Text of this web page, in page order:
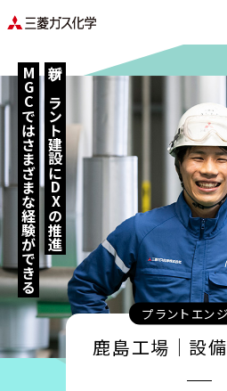
新プラント建設に
DX
の推進
MGC
ではさまざまな経験ができる
プラントエン
鹿島工場│設備